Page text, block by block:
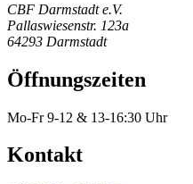
CBF Darmstadt e.V.
Pallaswiesenstr. 123a
64293 Darmstadt
Öffnungszeiten
Mo-Fr 9-12 & 13-16:30 Uhr
Kontakt